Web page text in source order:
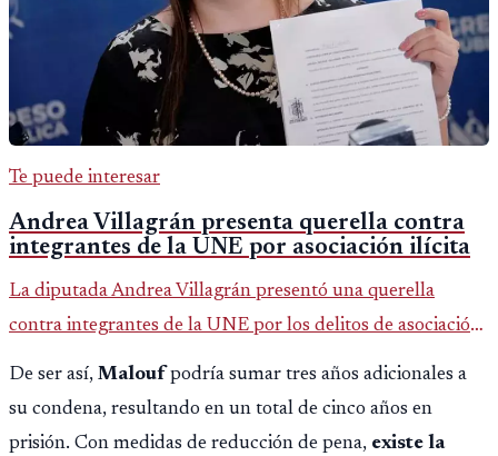
Te puede interesar
Andrea Villagrán presenta querella contra
integrantes de la UNE por asociación ilícita
La diputada Andrea Villagrán presentó una querella
contra integrantes de la UNE por los delitos de asociación
ilícita, terrorismo y sedición.
De ser así, Malouf podría sumar tres años adicionales a
su condena, resultando en un total de cinco años en
prisión. Con medidas de reducción de pena, existe la